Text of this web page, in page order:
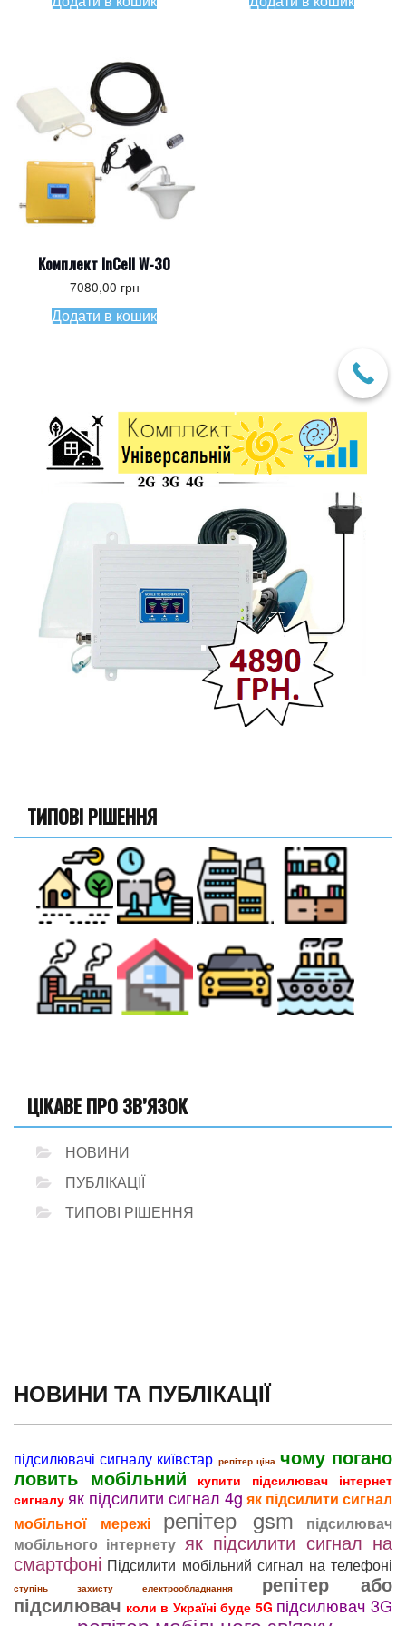
Комплект InCell W-30
7080,00 грн
Додати в кошик
ТИПОВІ РІШЕННЯ
ЦІКАВЕ ПРО ЗВ’ЯЗОК
НОВИНИ
ПУБЛІКАЦІЇ
ТИПОВІ РІШЕННЯ
НОВИНИ ТА ПУБЛІКАЦІЇ
підсилювачі сигналу київстар репітер ціна чому погано
ловить мобільний
купити підсилювач інтернет
сигналу як підсилити сигнал 4g як підсилити сигнал
мобільної мережі
репітер gsm
підсилювач
мобільного інтернету як підсилити сигнал на
смартфоні Підсилити мобільний сигнал на телефоні
ступінь захисту електрообладнання репітер або
підсилювач коли в Україні буде 5G підсилювач 3G